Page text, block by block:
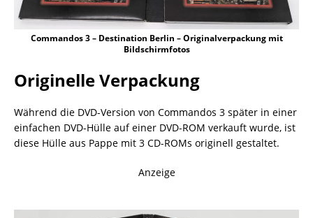
Commandos 3 – Destination Berlin – Originalverpackung mit
Bildschirmfotos
Originelle Verpackung
Während die DVD-Version von Commandos 3 später in einer
einfachen DVD-Hülle auf einer DVD-ROM verkauft wurde, ist
diese Hülle aus Pappe mit 3 CD-ROMs originell gestaltet.
Anzeige